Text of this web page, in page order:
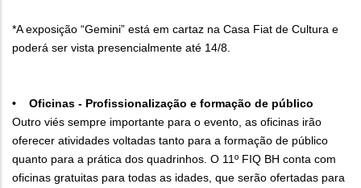
*A exposição “Gemini” está em cartaz na Casa Fiat de Cultura e
poderá ser vista presencialmente até 14/8.
• Oficinas - Profissionalização e formação de público
Outro viés sempre importante para o evento, as oficinas irão
oferecer atividades voltadas tanto para a formação de público
quanto para a prática dos quadrinhos. O 11º FIQ BH conta com
oficinas gratuitas para todas as idades, que serão ofertadas para